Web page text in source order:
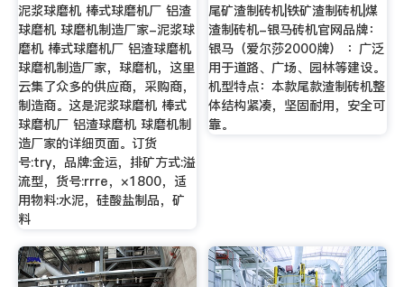
泥浆球磨机 棒式球磨机厂 铝渣
球磨机 球磨机制造厂家-泥浆球
磨机 棒式球磨机厂 铝渣球磨机
球磨机制造厂家，球磨机，这里
云集了众多的供应商，采购商，
制造商。这是泥浆球磨机 棒式
球磨机厂 铝渣球磨机 球磨机制
造厂家的详细页面。订货
号:try，品牌:金运，排矿方式:溢
流型，货号:rrre，×1800，适
用物料:水泥，硅酸盐制品，矿
料
尾矿渣制砖机|铁矿渣制砖机|煤
渣制砖机-银马砖机官网品牌：
银马（爱尔莎2000牌） ：广泛
用于道路、广场、园林等建设。
机型特点：本款尾款渣制砖机整
体结构紧凑，坚固耐用，安全可
靠。